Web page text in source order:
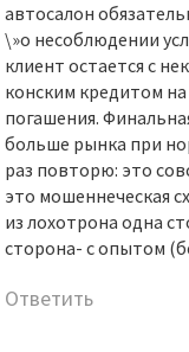
автосалон
\»о несоблюдении
клиент остается с
конским кредитом
погашения.
больше рынка при
раз повторю: это
это мошеннеческая
из лохотрона одна
сторона- с опытом
Ответить